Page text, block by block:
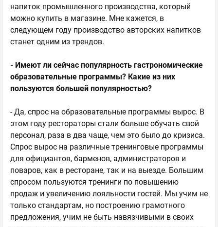
напиток промышленного производства, который
можно купить в магазине. Мне кажется, в
следующем году производство авторских напитков
станет одним из трендов.
- Имеют ли сейчас популярность гастрономические
образовательные программы? Какие из них
пользуются большей популярностью?
- Да, спрос на образовательные программы вырос. В
этом году рестораторы стали больше обучать свой
персонал, раза в два чаще, чем это было до кризиса.
Спрос вырос на различные тренинговые программы
для официантов, барменов, администраторов и
поваров, как в ресторане, так и на выезде. Большим
спросом пользуются тренинги по повышению
продаж и увеличению лояльности гостей. Мы учим не
только стандартам, но построению грамотного
предложения, учим не быть навязчивыми в своих